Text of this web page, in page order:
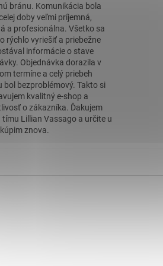
bránu. Komunikácia bola
doby veľmi príjemná,
a profesionálna. Všetko sa
rýchlo vyriešiť a priebežne
informácie o stave
Objednávka dorazila v
termíne a celý priebeh
bol bezproblémový. Takto si
kvalitný e-shop a
o zákazníka. Ďakujem
tímu Lillian Vassago a určite u
znova.